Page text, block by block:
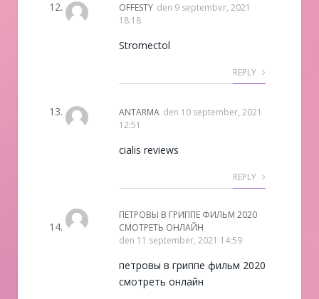
OFFESTY den 9 september, 2021
18:18
Stromectol
REPLY
ANTARMA den 10 september, 2021
12:51
cialis reviews
REPLY
ПЕТРОВЫ В ГРИППЕ ФИЛЬМ 2020
СМОТРЕТЬ ОНЛАЙН
den 11 september, 2021 14:59
петровы в гриппе фильм 2020
смотреть онлайн